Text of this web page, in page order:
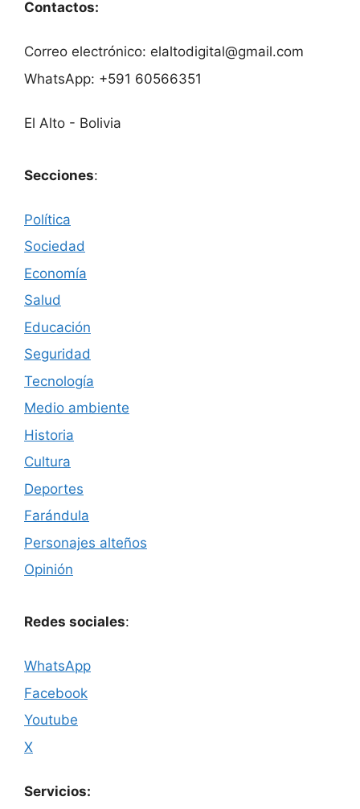
Contactos:
Correo electrónico: elaltodigital@gmail.com
WhatsApp: +591 60566351
El Alto - Bolivia
Secciones:
Política
Sociedad
Economía
Salud
Educación
Seguridad
Tecnología
Medio ambiente
Historia
Cultura
Deportes
Farándula
Personajes alteños
Opinión
Redes sociales:
WhatsApp
Facebook
Youtube
X
Servicios: